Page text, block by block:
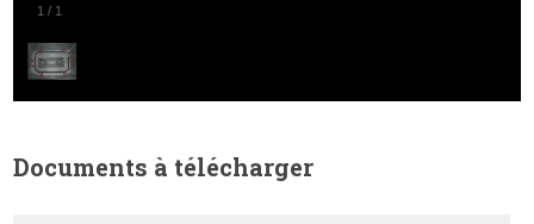
1 / 1
Documents à télécharger